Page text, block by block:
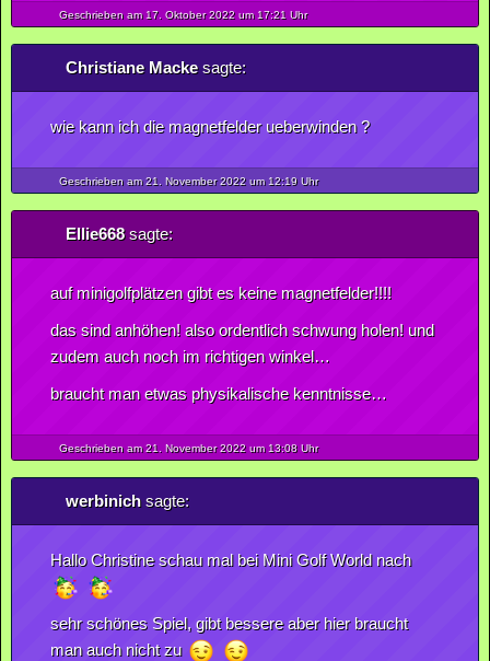
Geschrieben am 17. Oktober2022um 17:21 Uhr
Christiane Mackesagte:
wie kann ich die magnetfelder ueberwinden ?
Geschrieben am 21. November2022um 12:19 Uhr
Ellie668sagte:
auf minigolfplätzen gibt es keine magnetfelder!!!!
das sind anhöhen! also ordentlich schwung holen! und
zudem auch noch im richtigen winkel…
braucht man etwas physikalische kenntnisse…
Geschrieben am 21. November2022um 13:08 Uhr
werbinichsagte:
Hallo Christine schau mal bei Mini Golf World nach
sehr schönes Spiel, gibt bessere aber hier braucht
man auch nicht zu